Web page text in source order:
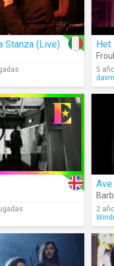
Stanza (Live) Het
5
2